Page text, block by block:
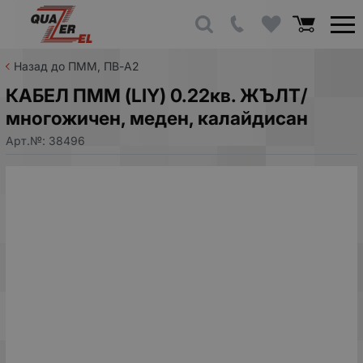
Назад до ПММ, ПВ-А2
КАБЕЛ ПММ (LIY) 0.22кв. ЖЪЛТ/
многожичен, меден, калайдисан
Арт.№: 38496